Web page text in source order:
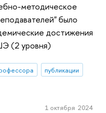
методическое
было
достижения
(2 уровня)
публикации
1 октября 2024